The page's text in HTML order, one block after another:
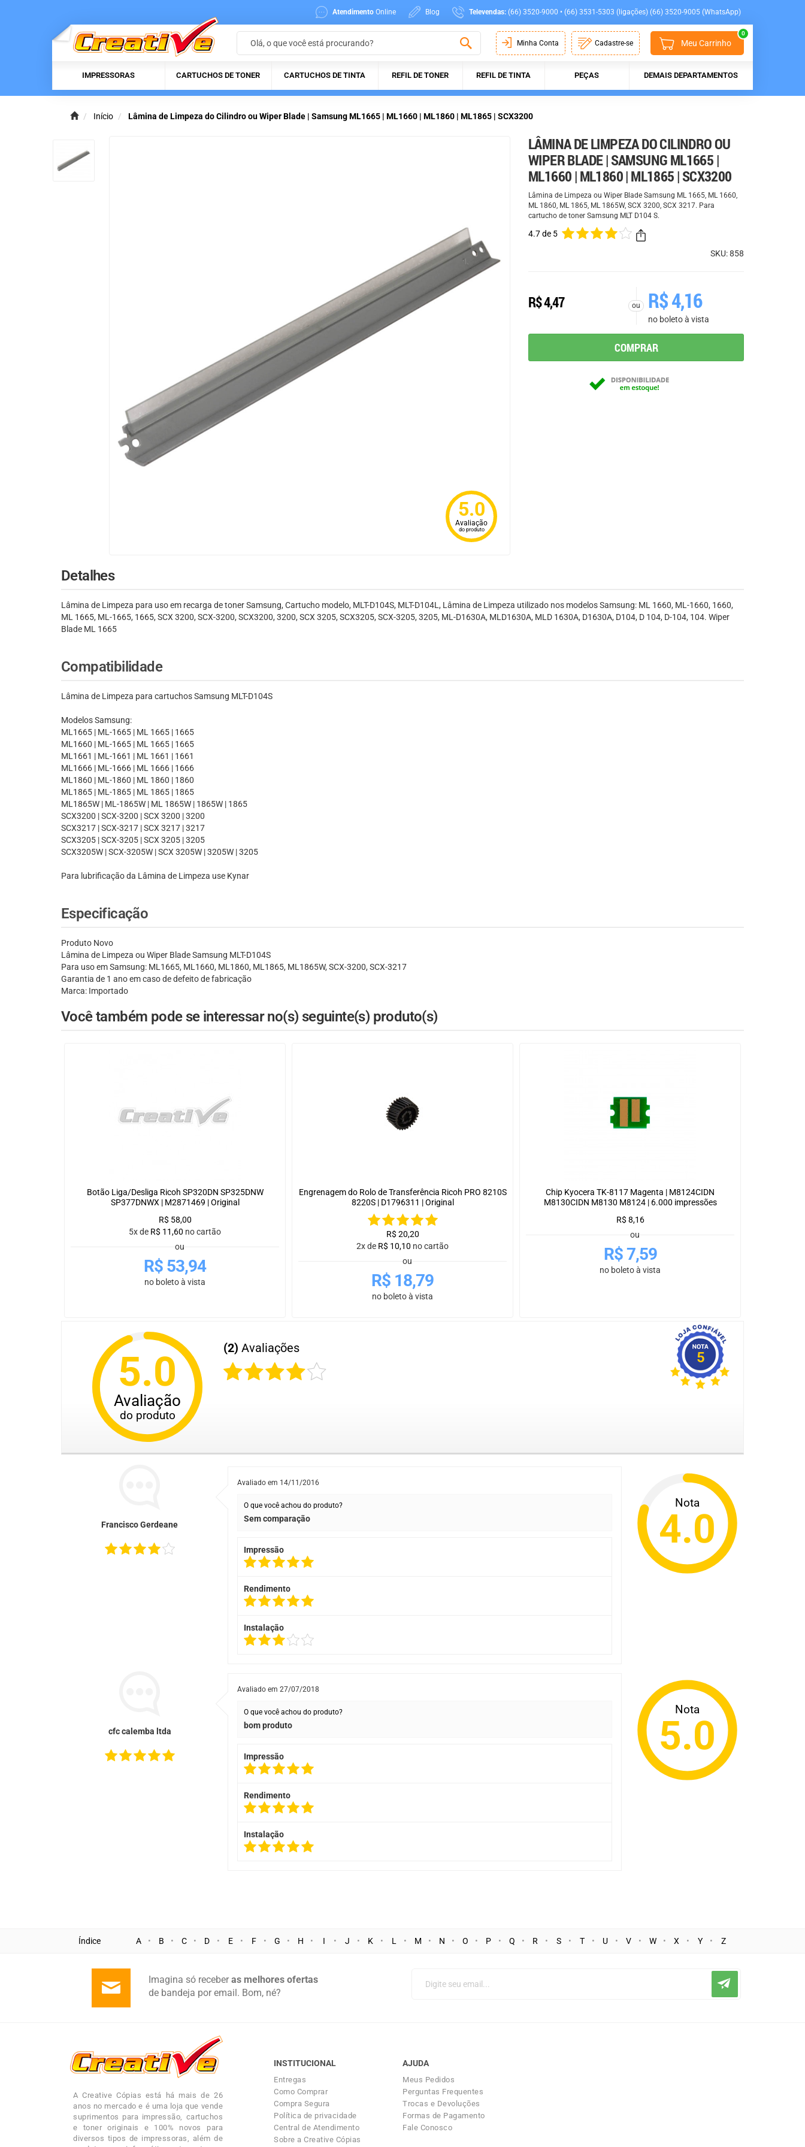
Atendimento Online Blog Televendas: (66) 3520-9000 • (66) 3531-5303 (ligações) (66) 3520-9005 (WhatsApp)
Minha Conta Cadastre-se Meu Carrinho
0
IMPRESSORAS CARTUCHOS DE TONER CARTUCHOS DE TINTA REFIL DE TONER REFIL DE TINTA PEÇAS DEMAIS DEPARTAMENTOS
Início Lâmina de Limpeza do Cilindro ou Wiper Blade | Samsung ML1665 | ML1660 | ML1860 | ML1865 | SCX3200
5.0
Avaliação
do produto
LÂMINA DE LIMPEZA DO CILINDRO OU
WIPER BLADE | SAMSUNG ML1665 |
ML1660 | ML1860 | ML1865 | SCX3200
Lâmina de Limpeza ou Wiper Blade Samsung ML 1665, ML 1660,
ML 1860, ML 1865, ML 1865W, SCX 3200, SCX 3217. Para
cartucho de toner Samsung MLT D104 S.
4.7 de 5
SKU: 858
R$4,47 ou R$4,16
no boleto à vista
COMPRAR
Detalhes
Lâmina de Limpeza para uso em recarga de toner Samsung, Cartucho modelo, MLT-D104S, MLT-D104L, Lâmina de Limpeza utilizado nos modelos Samsung: ML 1660, ML-1660, 1660,
ML 1665, ML-1665, 1665, SCX 3200, SCX-3200, SCX3200, 3200, SCX 3205, SCX3205, SCX-3205, 3205, ML-D1630A, MLD1630A, MLD 1630A, D1630A, D104, D 104, D-104, 104. Wiper
Blade ML 1665
Compatibilidade
Lâmina de Limpeza para cartuchos Samsung MLT-D104S
Modelos Samsung:
ML1665 | ML-1665 | ML 1665 | 1665
ML1660 | ML-1665 | ML 1665 | 1665
ML1661 | ML-1661 | ML 1661 | 1661
ML1666 | ML-1666 | ML 1666 | 1666
ML1860 | ML-1860 | ML 1860 | 1860
ML1865 | ML-1865 | ML 1865 | 1865
ML1865W | ML-1865W | ML 1865W | 1865W | 1865
SCX3200 | SCX-3200 | SCX 3200 | 3200
SCX3217 | SCX-3217 | SCX 3217 | 3217
SCX3205 | SCX-3205 | SCX 3205 | 3205
SCX3205W | SCX-3205W | SCX 3205W | 3205W | 3205
Para lubrificação da Lâmina de Limpeza use Kynar
Especificação
Produto Novo
Lâmina de Limpeza ou Wiper Blade Samsung MLT-D104S
Para uso em Samsung: ML1665, ML1660, ML1860, ML1865, ML1865W, SCX-3200, SCX-3217
Garantia de 1 ano em caso de defeito de fabricação
Marca: Importado
Você também pode se interessar no(s) seguinte(s) produto(s)
Botão Liga/Desliga Ricoh SP320DN SP325DNW
SP377DNWX | M2871469 | Original
R$ 58,00
5x de R$ 11,60 no cartão
ou
R$ 53,94
no boleto à vista
Engrenagem do Rolo de Transferência Ricoh PRO 8210S
8220S | D1796311 | Original
R$ 20,20
2x de R$ 10,10 no cartão
ou
R$ 18,79
no boleto à vista
Chip Kyocera TK-8117 Magenta | M8124CIDN
M8130CIDN M8130 M8124 | 6.000 impressões
R$ 8,16
ou
R$7,59
no boleto à vista
5.0
Avaliação
do produto
(2) Avaliações
5
Francisco Gerdeane
Avaliado em 14/11/2016
O que você achou do produto?
Sem comparação
Impressão
Rendimento
Instalação
Nota
4.0
cfc calemba ltda
Avaliado em 27/07/2018
O que você achou do produto?
bom produto
Impressão
Rendimento
Instalação
Nota
5.0
Índice A B C D E F G H I J K L M N O P Q R S T U V W X Y Z
Imagina só receberas melhores ofertas
de bandeja por email. Bom, né?
A Creative Cópias está há mais de 26
anos no mercado e é uma loja que vende
suprimentos para impressão, cartuchos
e toner originais e 100% novos para
diversos tipos de impressoras, além de
INSTITUCIONAL
Entregas
Como Comprar
Compra Segura
Política de privacidade
Central de Atendimento
Sobre a Creative Cópias
AJUDA
Meus Pedidos
Perguntas Frequentes
Trocas e Devoluções
Formas de Pagamento
Fale Conosco